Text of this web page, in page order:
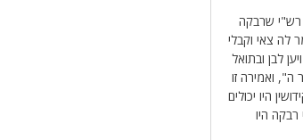
רש"י שרבקה
לה צאי וקבלי
לבן ובתואל
ה", ואמירה זו
היו יכולים
היו